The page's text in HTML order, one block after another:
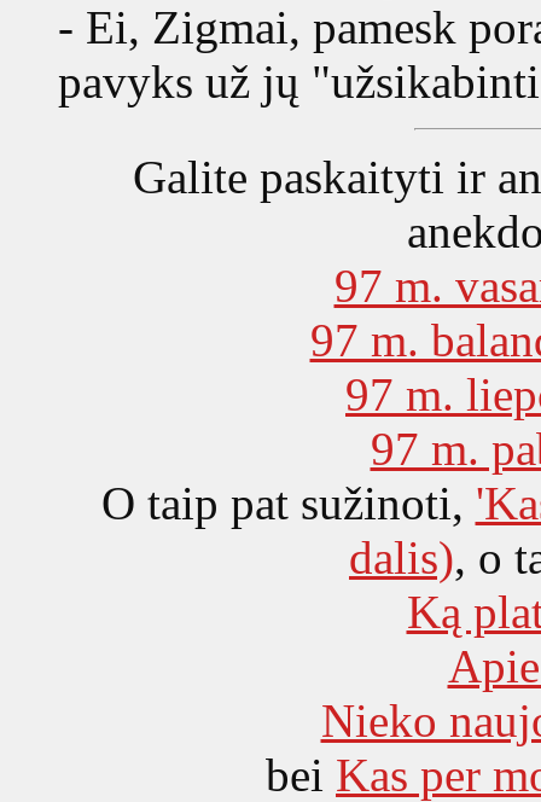
- Ei, Zigmai, pamesk
pavyks už jų
Galite paskaityti ir
97 m.
97 m.
97 m.
97 m.
O taip pat sužinoti,
dalis), o
Ką
Nieko
bei Kas per